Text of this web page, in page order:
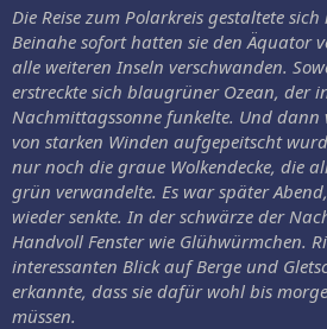
Die Reise zum Polarkreis gestaltete
Beinahe sofort hatten sie den Äquator
alle weiteren Inseln verschwanden.
erstreckte sich blaugrüner Ozean, der
Nachmittagssonne funkelte. Und
von starken Winden aufgepeitscht
nur noch die graue Wolkendecke, die
grün verwandelte. Es war später
wieder senkte. In der schwärze der
Handvoll Fenster wie Glühwürmchen.
interessanten Blick auf Berge und
erkannte, dass sie dafür wohl bis
müssen.